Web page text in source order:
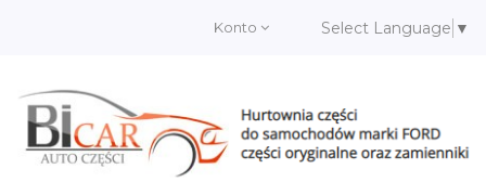
Konto Select Language ▼